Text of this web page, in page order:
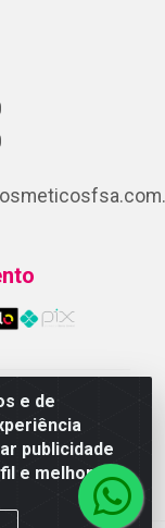
e de
publicidade
e melhorar a
LTDA -
Feira de
0001-